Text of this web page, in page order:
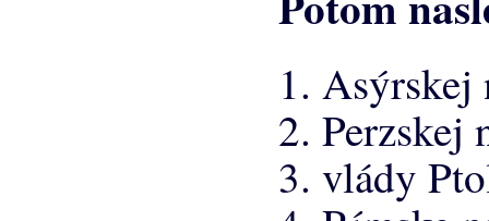
1. Asýrskej
2. Perzskej
3. vlády